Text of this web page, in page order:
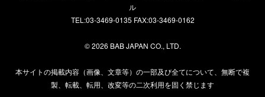
ル
TEL:03-3469-0135 FAX:03-3469-0162
©2026 BAB JAPAN CO., LTD.
本サイトの掲載内容（画像、文章等）の一部及び全てについて、無断で複
製、転載、転用、改変等の二次利用を固く禁じます